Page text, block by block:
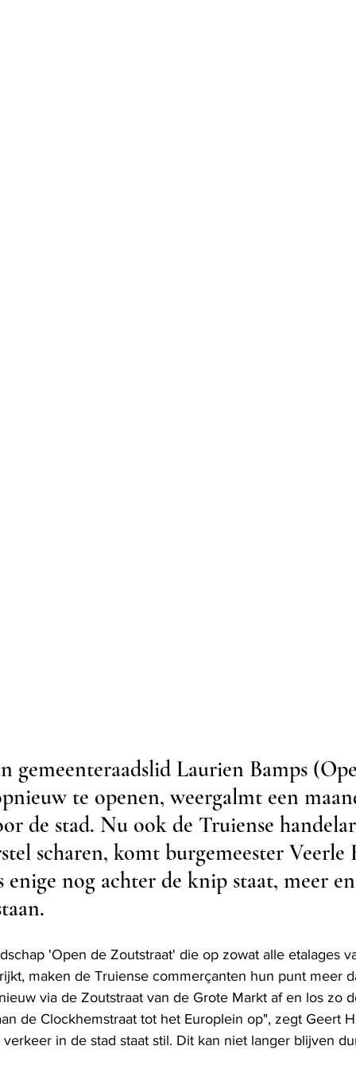
gemeenteraadslid Laurien Bamps
te openen, weergalmt een
de stad. Nu ook de Truiense
scharen, komt burgemeester
nog achter de knip staat, meer
'Open de Zoutstraat' die op zowat alle etalages
maken de Truiense commerçanten hun punt meer
via de Zoutstraat van de Grote Markt af en los zo
de Clockhemstraat tot het Europlein op", zegt Geert
verkeer in de stad staat stil. Dit kan niet langer blijven